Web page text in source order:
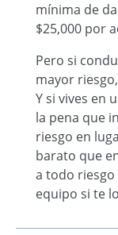
mínima de
$25,000 por
Pero si
mayor
Y si vives en
la pena que
riesgo en
barato que
a todo
equipo si te